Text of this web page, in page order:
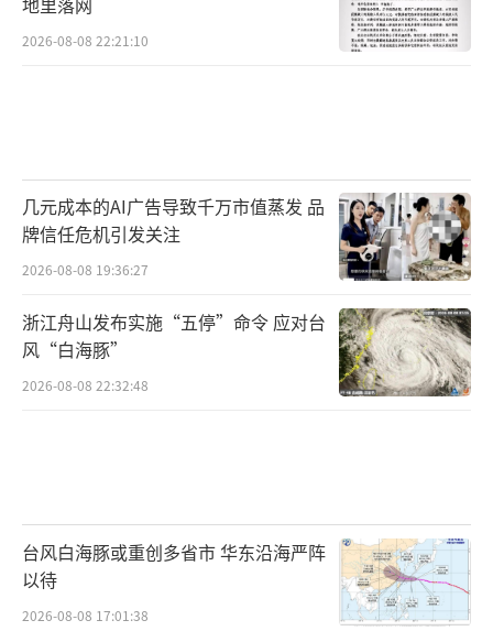
2026-08-08 22:21:10
几元成本的AI广告导致千万市值蒸发 品
牌信任危机引发关注
2026-08-08 19:36:27
浙江舟山发布实施“五停”命令 应对台
风“白海豚”
2026-08-08 22:32:48
台风白海豚或重创多省市 华东沿海严阵
以待
2026-08-08 17:01:38